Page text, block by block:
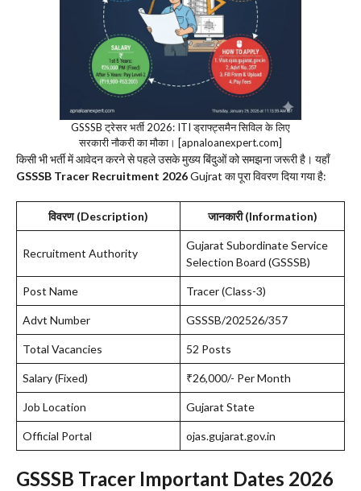
GSSSB ट्रेसर भर्ती 2026: ITI ड्राफ्ट्समैन सिविल के लिए
सरकारी नौकरी का मौका। [apnaloanexpert.com]
​किसी भी भर्ती में आवेदन करने से पहले उसके मुख्य बिंदुओं को समझना जरूरी है। यहाँ
GSSSB Tracer Recruitment 2026Gujrat का पूरा विवरण दिया गया है:
विवरण (Description) जानकारी (Information)
Recruitment Authority
Gujarat Subordinate Service
Selection Board (GSSSB)
Post Name Tracer (Class-3)
Advt Number GSSSB/202526/357
Total Vacancies 52 Posts
Salary (Fixed) ₹26,000/- Per Month
Job Location Gujarat State
Official Portal ojas.gujarat.gov.in
GSSSB Tracer Important Dates 2026